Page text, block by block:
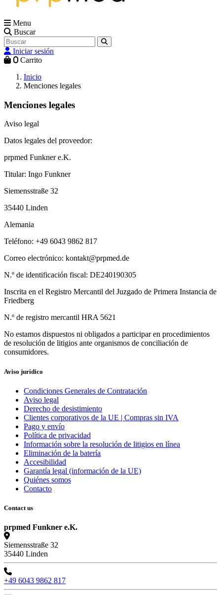
Menu
Buscar
Iniciar sesión
0 Carrito
Inicio
Menciones legales
Menciones legales
Aviso legal
Datos legales del proveedor:
prpmed Funkner e.K.
Titular: Ingo Funkner
Siemensstraße 32
35440 Linden
Alemania
Teléfono: +49 6043 9862 817
Correo electrónico: kontakt@prpmed.de
N.º de identificación fiscal: DE240190305
Inscrita en el Registro Mercantil del Juzgado de Primera Instancia de
Friedberg
N.º de registro mercantil HRA 5621
No estamos dispuestos ni obligados a participar en procedimientos
de resolución de litigios ante organismos de conciliación de
consumidores.
Aviso jurídico
Condiciones Generales de Contratación
Aviso legal
Derecho de desistimiento
Clientes corporativos de la UE | Compras sin IVA
Pago y envío
Política de privacidad
Información sobre la resolución de litigios en línea
Eliminación de la batería
Accesibilidad
Garantía legal (información de la UE)
Quiénes somos
Contacto
Contact us
prpmed Funkner e.K.
Siemensstraße 32
35440 Linden
+49 6043 9862 817